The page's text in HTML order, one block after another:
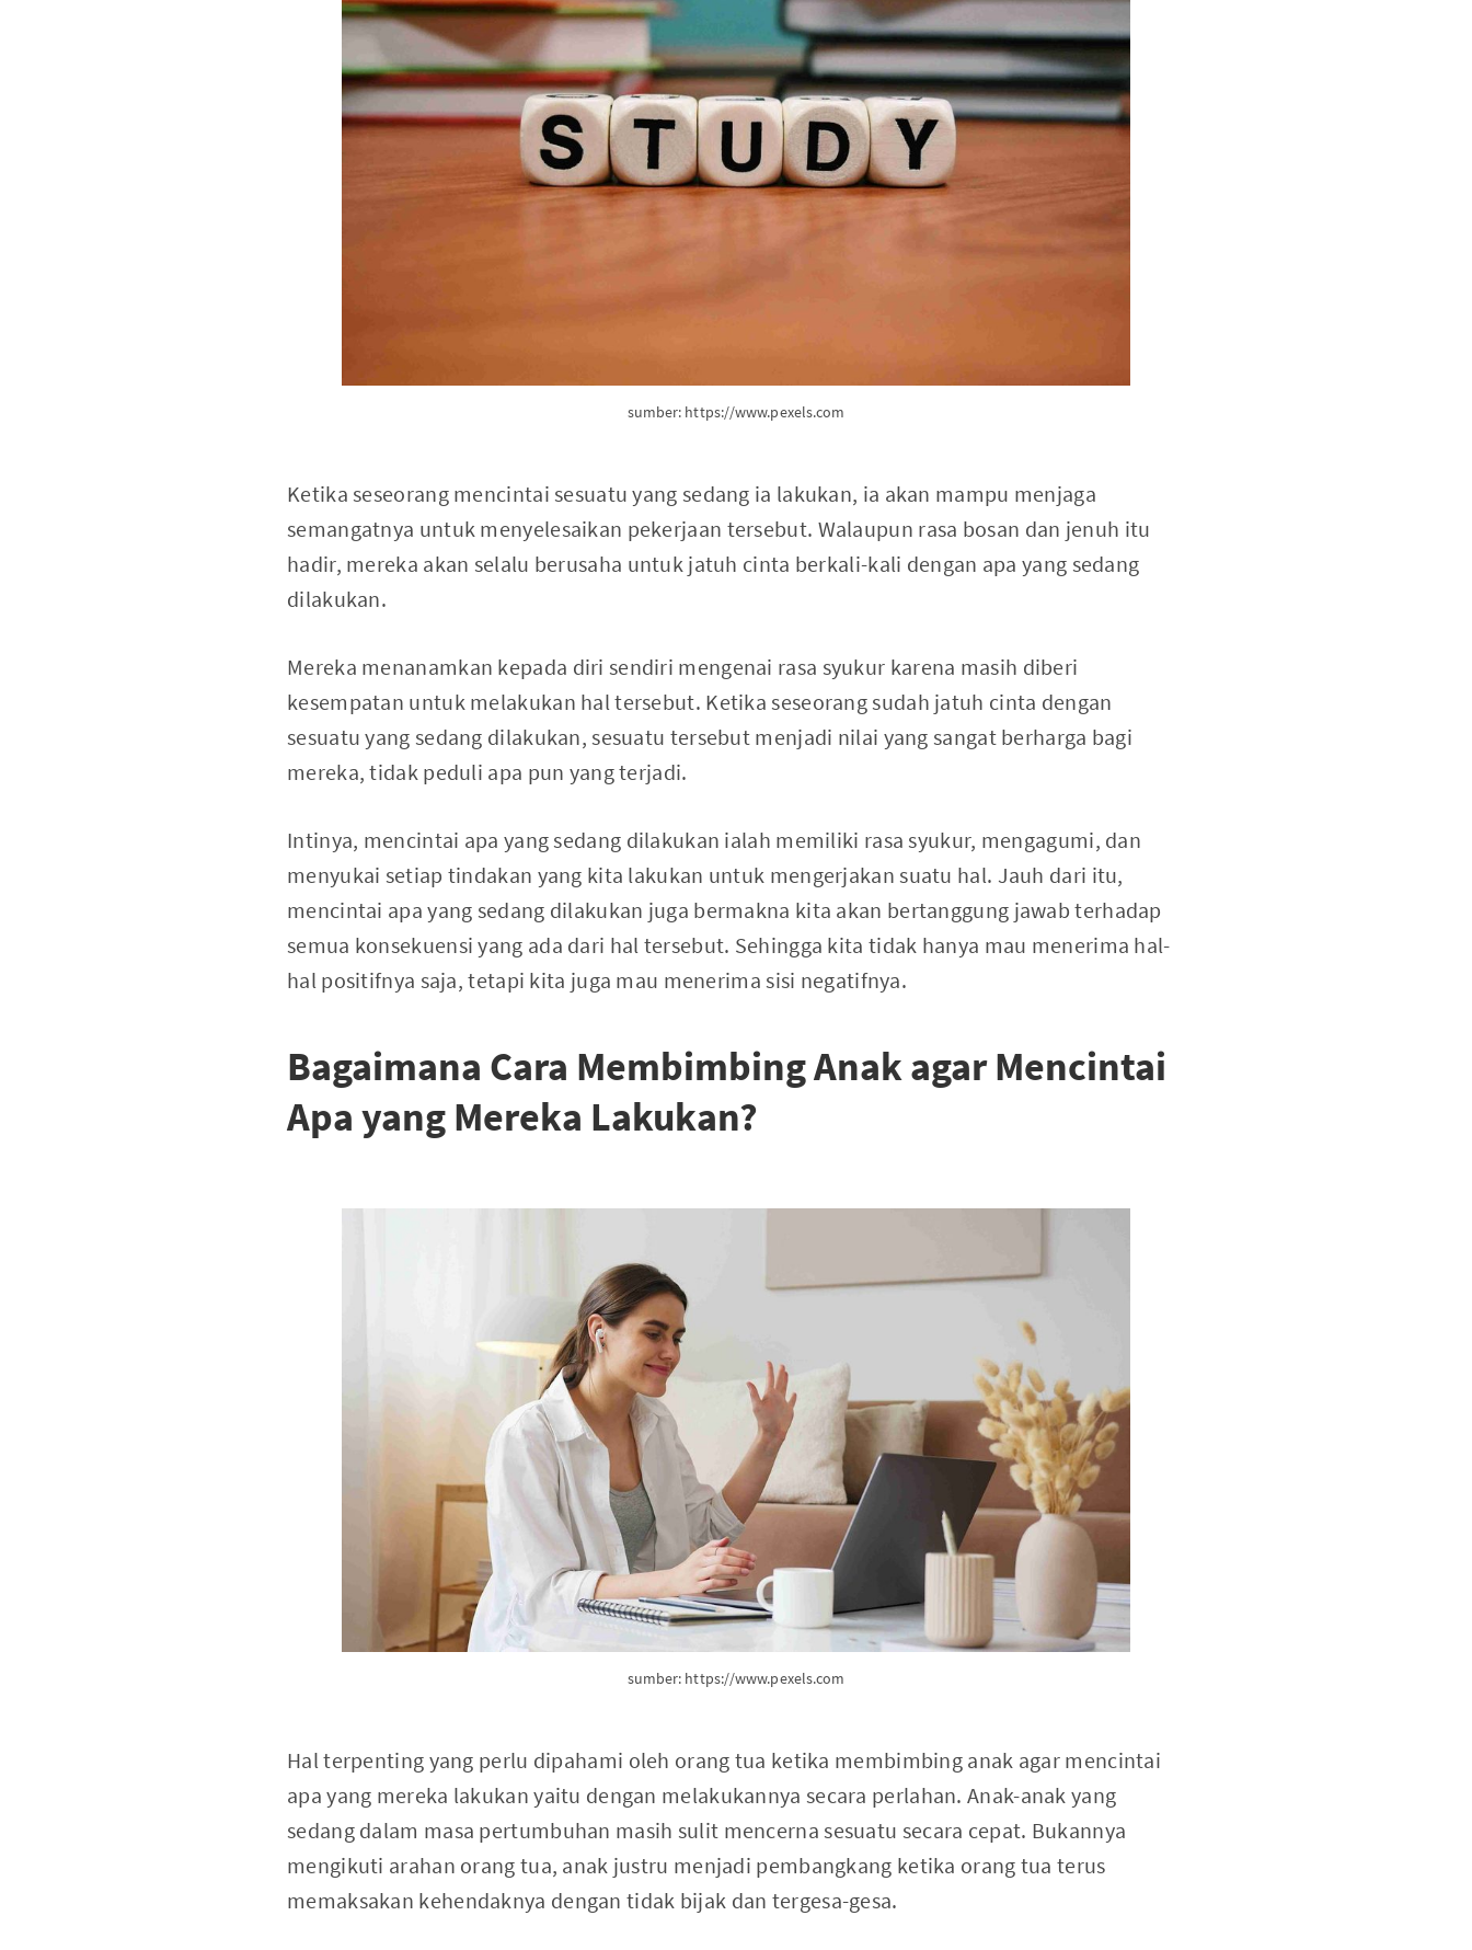
sumber: https://www.pexels.com
Ketika seseorang mencintai sesuatu yang sedang ia lakukan, ia akan mampu menjaga
semangatnya untuk menyelesaikan pekerjaan tersebut. Walaupun rasa bosan dan jenuh itu
hadir, mereka akan selalu berusaha untuk jatuh cinta berkali-kali dengan apa yang sedang
dilakukan.
Mereka menanamkan kepada diri sendiri mengenai rasa syukur karena masih diberi
kesempatan untuk melakukan hal tersebut. Ketika seseorang sudah jatuh cinta dengan
sesuatu yang sedang dilakukan, sesuatu tersebut menjadi nilai yang sangat berharga bagi
mereka, tidak peduli apa pun yang terjadi.
Intinya, mencintai apa yang sedang dilakukan ialah memiliki rasa syukur, mengagumi, dan
menyukai setiap tindakan yang kita lakukan untuk mengerjakan suatu hal. Jauh dari itu,
mencintai apa yang sedang dilakukan juga bermakna kita akan bertanggung jawab terhadap
semua konsekuensi yang ada dari hal tersebut. Sehingga kita tidak hanya mau menerima hal-
hal positifnya saja, tetapi kita juga mau menerima sisi negatifnya.
Bagaimana Cara Membimbing Anak agar Mencintai
Apa yang Mereka Lakukan?
sumber: https://www.pexels.com
Hal terpenting yang perlu dipahami oleh orang tua ketika membimbing anak agar mencintai
apa yang mereka lakukan yaitu dengan melakukannya secara perlahan. Anak-anak yang
sedang dalam masa pertumbuhan masih sulit mencerna sesuatu secara cepat. Bukannya
mengikuti arahan orang tua, anak justru menjadi pembangkang ketika orang tua terus
memaksakan kehendaknya dengan tidak bijak dan tergesa-gesa.